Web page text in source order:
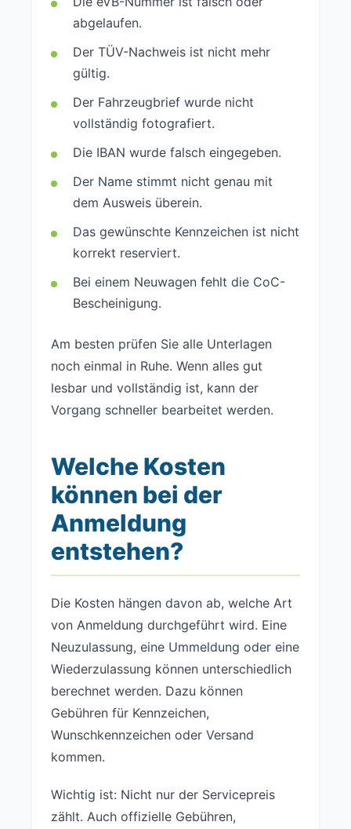
abgelaufen.
Der TÜV-Nachweis ist nicht mehr
gültig.
Der Fahrzeugbrief wurde nicht
vollständig fotografiert.
Die IBAN wurde falsch eingegeben.
Der Name stimmt nicht genau mit
dem Ausweis überein.
Das gewünschte Kennzeichen ist nicht
korrekt reserviert.
Bei einem Neuwagen fehlt die CoC-
Bescheinigung.
Am besten prüfen Sie alle Unterlagen
noch einmal in Ruhe. Wenn alles gut
lesbar und vollständig ist, kann der
Vorgang schneller bearbeitet werden.
Welche Kosten
können bei der
Anmeldung
entstehen?
Die Kosten hängen davon ab, welche Art
von Anmeldung durchgeführt wird. Eine
Neuzulassung, eine Ummeldung oder eine
Wiederzulassung können unterschiedlich
berechnet werden. Dazu können
Gebühren für Kennzeichen,
Wunschkennzeichen oder Versand
kommen.
Wichtig ist: Nicht nur der Servicepreis
zählt. Auch offizielle Gebühren,